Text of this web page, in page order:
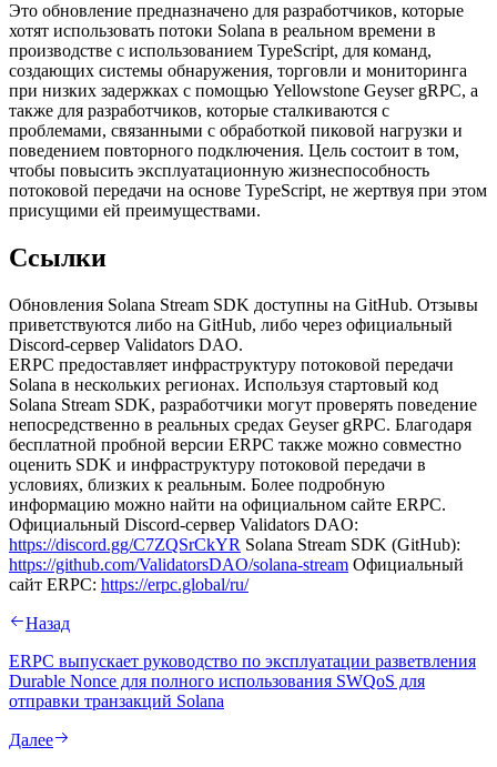
Это обновление предназначено для разработчиков, которые
хотят использовать потоки Solana в реальном времени в
производстве с использованием TypeScript, для команд,
создающих системы обнаружения, торговли и мониторинга
при низких задержках с помощью Yellowstone Geyser gRPC, а
также для разработчиков, которые сталкиваются с
проблемами, связанными с обработкой пиковой нагрузки и
поведением повторного подключения. Цель состоит в том,
чтобы повысить эксплуатационную жизнеспособность
потоковой передачи на основе TypeScript, не жертвуя при этом
присущими ей преимуществами.
Ссылки
Обновления Solana Stream SDK доступны на GitHub. Отзывы
приветствуются либо на GitHub, либо через официальный
Discord-сервер Validators DAO.
ERPC предоставляет инфраструктуру потоковой передачи
Solana в нескольких регионах. Используя стартовый код
Solana Stream SDK, разработчики могут проверять поведение
непосредственно в реальных средах Geyser gRPC. Благодаря
бесплатной пробной версии ERPC также можно совместно
оценить SDK и инфраструктуру потоковой передачи в
условиях, близких к реальным. Более подробную
информацию можно найти на официальном сайте ERPC.
Официальный Discord-сервер Validators DAO:
https://discord.gg/C7ZQSrCkYR Solana Stream SDK (GitHub):
https://github.com/ValidatorsDAO/solana-stream Официальный
сайт ERPC: https://erpc.global/ru/
Назад
ERPC выпускает руководство по эксплуатации разветвления
Durable Nonce для полного использования SWQoS для
отправки транзакций Solana
Далее